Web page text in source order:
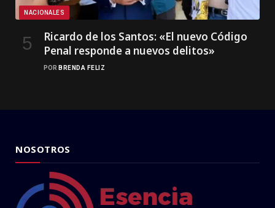
NACIONALES
Ricardo de los Santos: «El nuevo Código
Penal responde a nuevos delitos»
POR BRENDA FELIZ
NOSOTROS